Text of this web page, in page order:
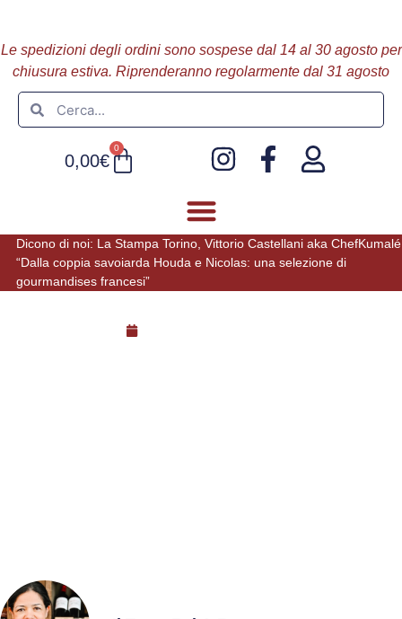
Le spedizioni degli ordini sono sospese dal 14 al 30 agosto per
chiusura estiva. Riprenderanno regolarmente dal 31 agosto
0,00€
0
Dicono di noi: La Stampa Torino, Vittorio Castellani aka ChefKumalé
“Dalla coppia savoiarda Houda e Nicolas: una selezione di
gourmandises francesi”